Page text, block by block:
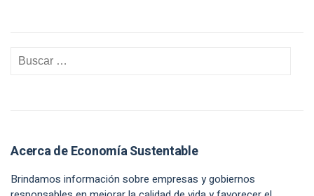
Acerca de Economía Sustentable
Brindamos información sobre empresas y gobiernos